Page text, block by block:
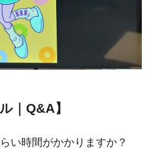
｜Q&A】
い時間がかかりますか？